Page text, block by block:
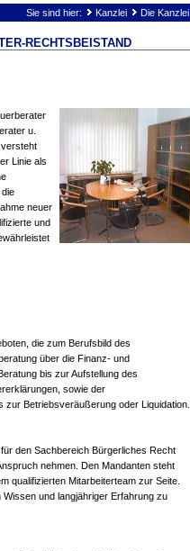
Sie sind hier: Kanzlei Die Kanzlei
RECHTSBEISTAND
u.
Linie als
neuer
und
die zum Berufsbild des
über die Finanz- und
bis zur Aufstellung des
sowie der
Betriebsveräußerung oder Liquidation.
den Sachbereich Bürgerliches Recht
nehmen. Den Mandanten steht
qualifizierten Mitarbeiterteam zur Seite.
und langjähriger Erfahrung zu